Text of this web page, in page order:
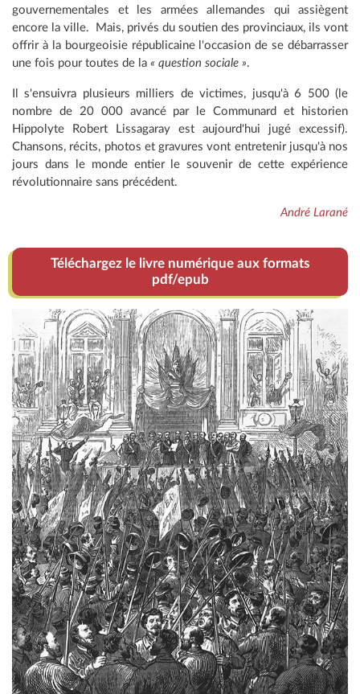
gouvernementales et les armées allemandes qui assiègent
encore la ville. Mais, privés du soutien des provinciaux, ils vont
offrir à la bourgeoisie républicaine l'occasion de se débarrasser
une fois pour toutes de la « question sociale ».
Il s'ensuivra plusieurs milliers de victimes, jusqu'à 6 500 (le
nombre de 20 000 avancé par le Communard et historien
Hippolyte Robert Lissagaray est aujourd'hui jugé excessif).
Chansons, récits, photos et gravures vont entretenir jusqu'à nos
jours dans le monde entier le souvenir de cette expérience
révolutionnaire sans précédent.
André Larané
Téléchargez le livre numérique aux formats
pdf/epub